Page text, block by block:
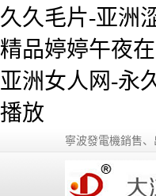
久久毛片-亚洲
精品婷婷午夜
亚洲女人网-永
播放
寧波發電機銷售